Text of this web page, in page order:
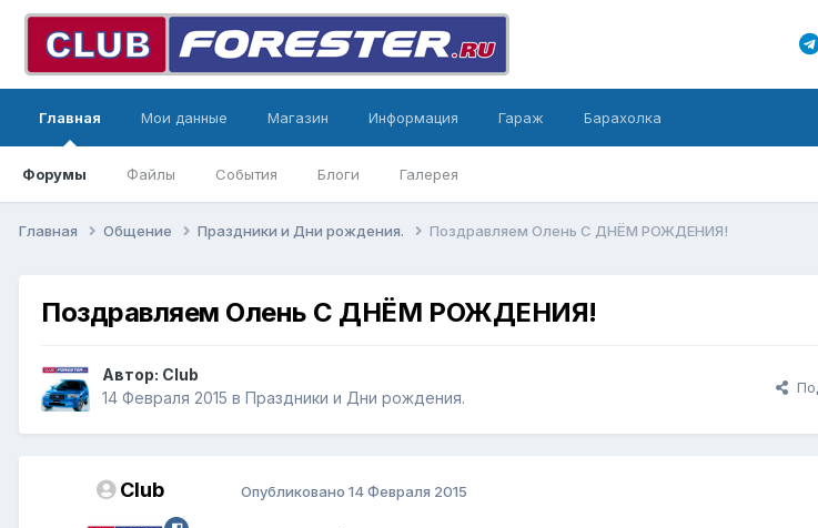
Главная
Форумы Файлы События Блоги Галерея
Мои данные Магазин Информация Гараж Барахолка
Главная Общение Праздники и Дни рождения. Поздравляем Олень С ДНЁМ РОЖДЕНИЯ!
Поздравляем Олень С ДНЁМ РОЖДЕНИЯ!
Автор: Club
14 Февраля 2015 в Праздники и Дни рождения.
Club Опубликовано 14 Февраля 2015